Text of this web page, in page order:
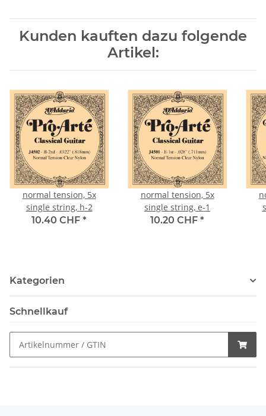
Kunden kauften dazu folgende
Artikel:
normal tension, 5x
single string, h-2
10.40 CHF *
normal tension, 5x
single string, e-1
10.20 CHF *
Kategorien
Schnellkauf